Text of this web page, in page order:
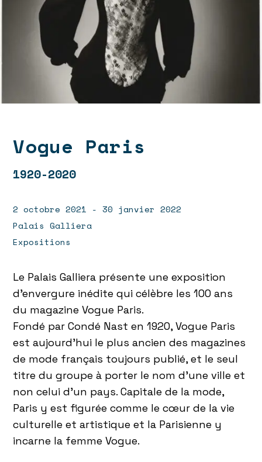
Vogue Paris
1920-2020
2 octobre 2021 - 30 janvier 2022
Palais Galliera
Expositions
Le Palais Galliera présente une exposition
d’envergure inédite qui célèbre les 100 ans
du magazine Vogue Paris.
Fondé par Condé Nast en 1920, Vogue Paris
est aujourd’hui le plus ancien des magazines
de mode français toujours publié, et le seul
titre du groupe à porter le nom d’une ville et
non celui d’un pays. Capitale de la mode,
Paris y est figurée comme le cœur de la vie
culturelle et artistique et la Parisienne y
incarne la femme Vogue.